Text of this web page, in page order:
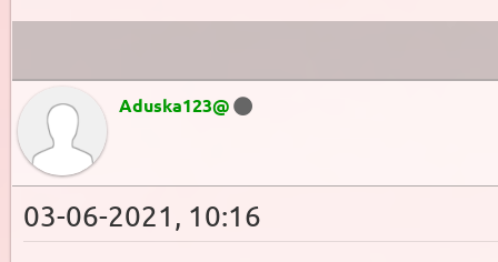
Aduska123@
03-06-2021, 10:16